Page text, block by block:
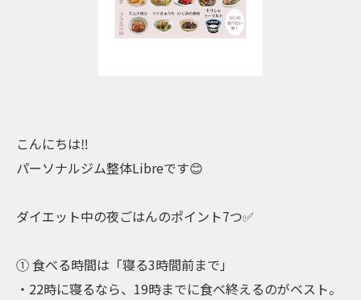
こんにちは‼
パーソナルジム整体Libreです😊
ダイエット中の夜ごはんのポイント7つ✅
① 食べる時間は「寝る3時間前まで」
・22時に寝るなら、19時までに食べ終えるのがベスト。